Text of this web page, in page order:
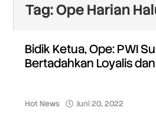
Tag:Ope Harian
Bidik Ketua, Ope: PWI
Bertadahkan Loyalis
Hot News Juni 20, 2022